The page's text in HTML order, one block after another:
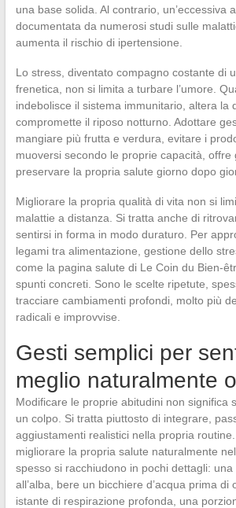
una base solida. Al contrario, un’eccessiva
documentata da numerosi studi sulle
aumenta il rischio di ipertensione.
Lo stress, diventato compagno costante di
frenetica, non si limita a turbare l’umore.
indebolisce il sistema immunitario, altera la
compromette il riposo notturno. Adottare
mangiare più frutta e verdura, evitare i
muoversi secondo le proprie capacità, offre
preservare la propria salute giorno dopo
Migliorare la propria qualità di vita non si
malattie a distanza. Si tratta anche di
sentirsi in forma in modo duraturo. Per
legami tra alimentazione, gestione dello
come la pagina salute di Le Coin du Bien-
spunti concreti. Sono le scelte ripetute,
tracciare cambiamenti profondi, molto più
radicali e improvvise.
Gesti semplici per
meglio naturalmente
Modificare le proprie abitudini non significa
un colpo. Si tratta piuttosto di integrare,
aggiustamenti realistici nella propria
migliorare la propria salute naturalmente
spesso si racchiudono in pochi dettagli: una
all’alba, bere un bicchiere d’acqua prima di
istante di respirazione profonda, una